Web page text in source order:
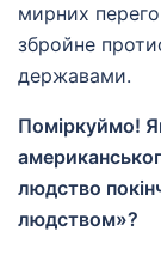
мирних
збройне
державами.
Поміркуймо!
людство
людством»?